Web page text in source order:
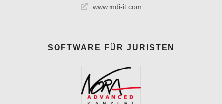
www.mdi-it.com
SOFTWARE FÜR JURISTEN